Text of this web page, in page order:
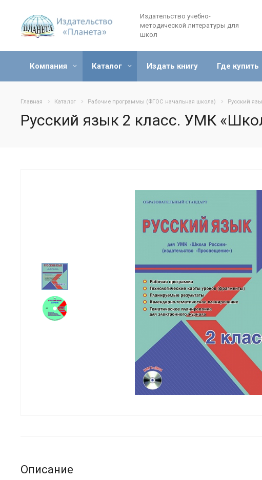
Издательство учебно-
методической литературы для
школ
Компания Каталог Издать книгу Где купить
Главная Каталог Рабочие программы (ФГОС начальная школа) Русский
Русский язык 2 класс. УМК
Описание